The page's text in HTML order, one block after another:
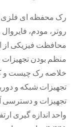
محفظه ای فلزی است
مودم، فایروال و …
فیزیکی از این
بودن تجهیزات
رک چیست و
شبکه و
و دسترسی آسان
اندازه گیری